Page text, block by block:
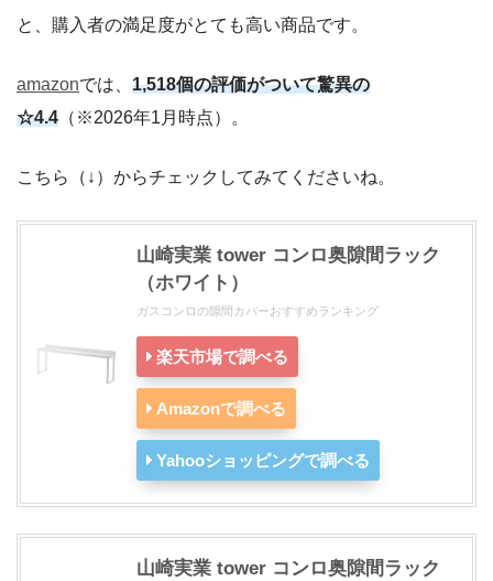
と、購入者の満足度がとても高い商品です。
amazonでは、 1,518個の評価がついて驚異の
☆4.4 （※2026年1月時点）。
こちら（↓）からチェックしてみてくださいね。
山崎実業 tower コンロ奥隙間ラック
（ホワイト）
ガスコンロの隙間カバーおすすめランキング
楽天市場で調べる
Amazonで調べる
Yahooショッピングで調べる
山崎実業 tower コンロ奥隙間ラック